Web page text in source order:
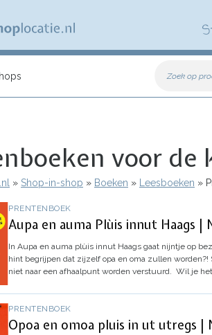
Zoek op
voor de
Shop-in-shop Boeken Leesboeken
PRENTENBOEK
Aupa en auma Plùis innut Haags |
In Aupa en auma plùis innut Haags gaat nijntje op
hint begrijpen dat zijzelf opa en oma zullen worden?!
niet naar een afhaalpunt worden verstuurd. Wil je
PRENTENBOEK
Opoa en omoa pluis in ut utregs |